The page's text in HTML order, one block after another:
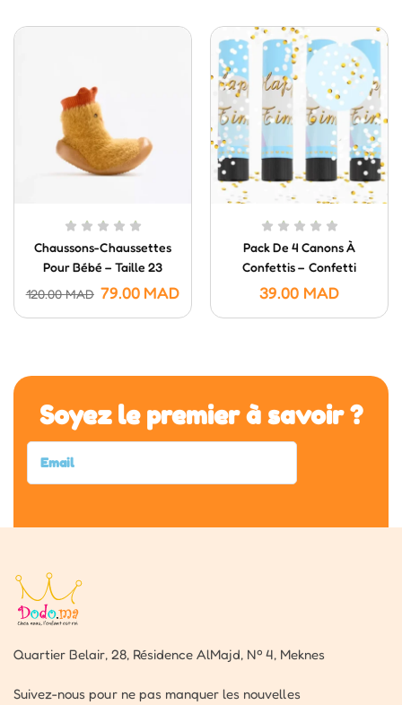
Chaussons-Chaussettes
Pour Bébé – Taille 23
120.00MAD 79.00 MAD
Pack De 4 Canons À
Confettis – Confetti
Poppers (20 Cm)
39.00 MAD
Soyez le premier à savoir ?
Quartier Belair, 28, Résidence AlMajd, Nº 4, Meknes
Suivez-nous pour ne pas manquer les nouvelles